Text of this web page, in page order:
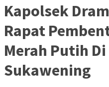
Kapolsek
Rapat
Merah Putih Di
Sukawening